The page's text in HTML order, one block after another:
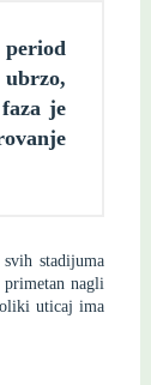
je
stadijuma
primetan nagli
uticaj ima